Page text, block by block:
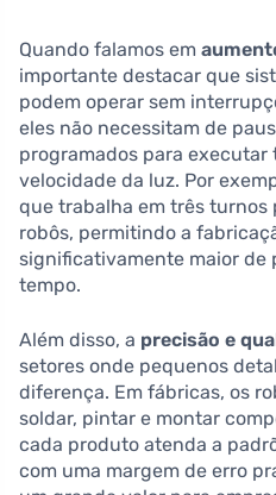
Quando falamos em
importante destacar que
podem operar sem
eles não necessitam de
programados para executar
velocidade da luz. Por
que trabalha em três turnos
robôs, permitindo a
significativamente maior de
tempo.
Além disso, a precisão e
setores onde pequenos
diferença. Em fábricas, os
soldar, pintar e montar
cada produto atenda a
com uma margem de erro